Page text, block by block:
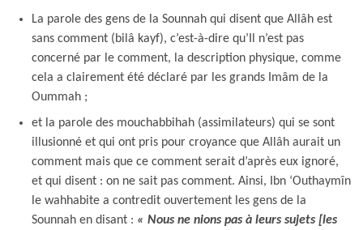
La parole des gens de la Sounnah qui disent que Allâh est
sans comment (bilâ kayf), c’est-à-dire qu’Il n’est pas
concerné par le comment, la description physique, comme
cela a clairement été déclaré par les grands Imâm de la
Oummah ;
et la parole des mouchabbihah (assimilateurs) qui se sont
illusionné et qui ont pris pour croyance que Allâh aurait un
comment mais que ce comment serait d’après eux ignoré,
et qui disent : on ne sait pas comment. Ainsi, Ibn ‘Outhaymîn
le wahhabite a contredit ouvertement les gens de la
Sounnah en disant : « Nous ne nions pas à leurs sujets [les